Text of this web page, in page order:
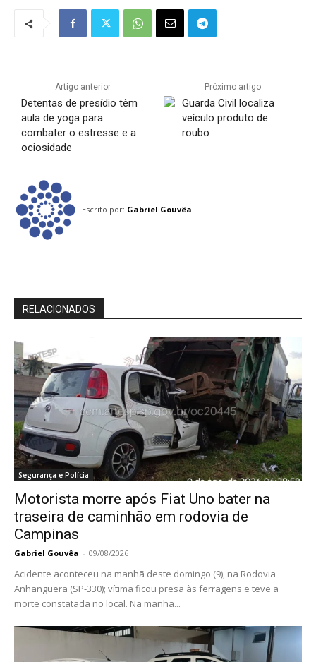
Artigo anterior
Detentas de presídio têm
aula de yoga para
combater o estresse e a
ociosidade
Próximo artigo
Guarda Civil localiza
veículo produto de
roubo
Escrito por: Gabriel Gouvêa
RELACIONADOS
Segurança e Polícia
Motorista morre após Fiat Uno bater na
traseira de caminhão em rodovia de
Campinas
Gabriel Gouvêa - 09/08/2026
Acidente aconteceu na manhã deste domingo (9), na Rodovia
Anhanguera (SP-330); vítima ficou presa às ferragens e teve a
morte constatada no local. Na manhã...